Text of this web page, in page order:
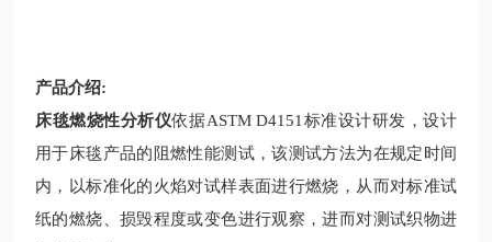
产品介绍:
床毯燃烧性分析仪依据ASTM D4151标准设计研发，设计
用于床毯产品的阻燃性能测试，该测试方法为在规定时间
内，以标准化的火焰对试样表面进行燃烧，从而对标准试
纸的燃烧、损毁程度或变色进行观察，进而对测试织物进